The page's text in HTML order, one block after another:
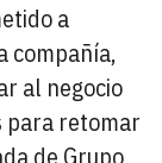
a
compañía,
al negocio
para retomar
de Grupo